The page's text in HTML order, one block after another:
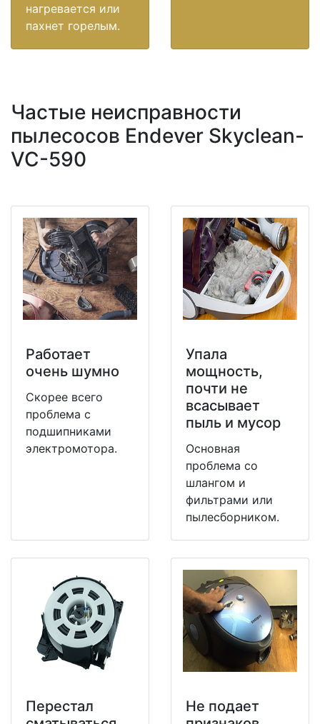
нагревается или
пахнет горелым.
Частые неисправности
пылесосов Endever Skyclean-
VC-590
Работает
очень шумно
Скорее всего
проблема с
подшипниками
электромотора.
Упала
мощность,
почти не
всасывает
пыль и мусор
Основная
проблема со
шлангом и
фильтрами или
пылесборником.
Перестал
Не подает